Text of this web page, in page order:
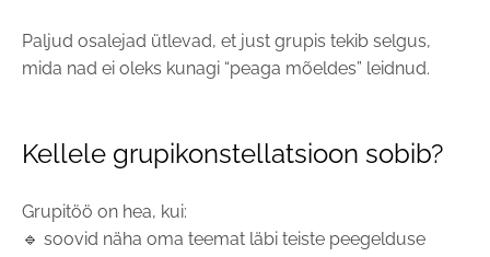
Paljud osalejad ütlevad, et just grupis tekib selgus,
mida nad ei oleks kunagi “peaga mõeldes” leidnud.
Kellele grupikonstellatsioon sobib?
Grupitöö on hea, kui:
🔹 soovid näha oma teemat läbi teiste peegelduse